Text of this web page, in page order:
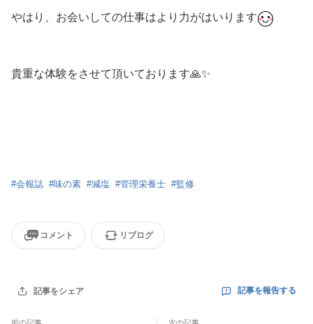
やはり、お会いしての仕事はより力がはいります
貴重な体験をさせて頂いております🙏✨
#会報誌 #味の素 #減塩 #管理栄養士 #監修
コメント リブログ
記事をシェア 記事を報告する